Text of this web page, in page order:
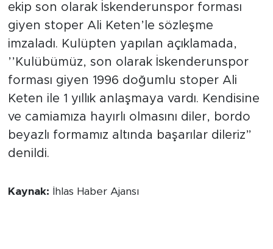
ekip son olarak İskenderunspor forması
giyen stoper Ali Keten’le sözleşme
imzaladı. Kulüpten yapılan açıklamada,
’’Kulübümüz, son olarak İskenderunspor
forması giyen 1996 doğumlu stoper Ali
Keten ile 1 yıllık anlaşmaya vardı. Kendisine
ve camiamıza hayırlı olmasını diler, bordo
beyazlı formamız altında başarılar dileriz”
denildi.
Kaynak: İhlas Haber Ajansı